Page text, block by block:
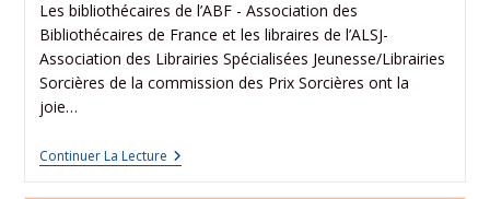
Les bibliothécaires de l’ABF - Association des
Bibliothécaires de France et les libraires de l’ALSJ-
Association des Librairies Spécialisées Jeunesse/Librairies
Sorcières de la commission des Prix Sorcières ont la
joie…
Continuer La Lecture